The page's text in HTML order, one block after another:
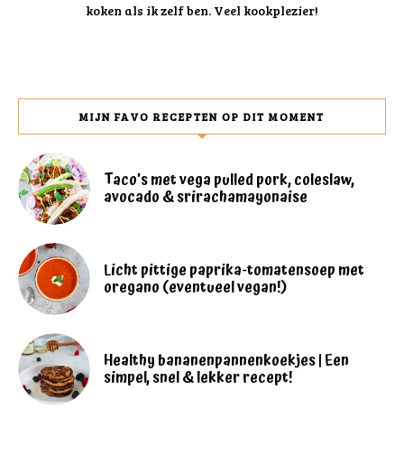
koken als ik zelf ben. Veel kookplezier!
MIJN FAVO RECEPTEN OP DIT MOMENT
Taco’s met vega pulled pork, coleslaw,
avocado & srirachamayonaise
Licht pittige paprika-tomatensoep met
oregano (eventueel vegan!)
Healthy bananenpannenkoekjes | Een
simpel, snel & lekker recept!